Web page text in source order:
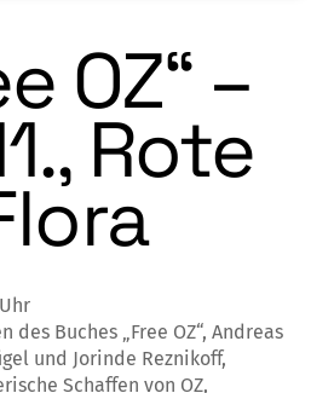
OZ“ –
Rote
des Buches „Free OZ“, Andreas
und Jorinde Reznikoff,
Schaffen von OZ,